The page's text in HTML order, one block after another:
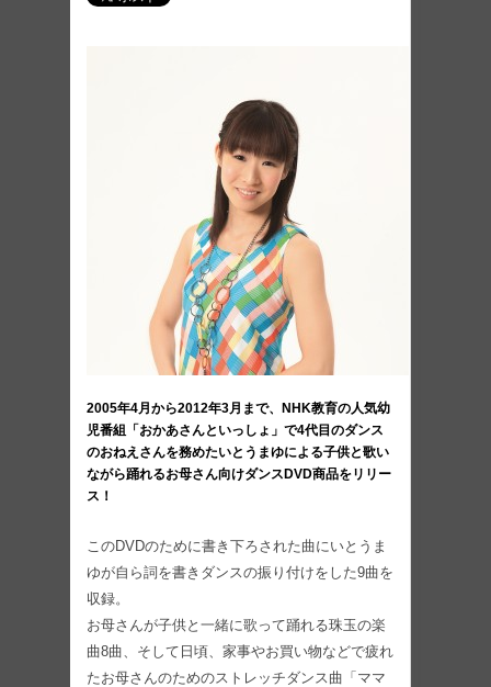
2005年4月から2012年3月まで、NHK教育の人気幼
児番組「おかあさんといっしょ」で4代目のダンス
のおねえさんを務めたいとうまゆによる子供と歌い
ながら踊れるお母さん向けダンスDVD商品をリリー
ス！
このDVDのために書き下ろされた曲にいとうま
ゆが自ら詞を書きダンスの振り付けをした9曲を
収録。
お母さんが子供と一緒に歌って踊れる珠玉の楽
曲8曲、そして日頃、家事やお買い物などで疲れ
たお母さんのためのストレッチダンス曲「ママ